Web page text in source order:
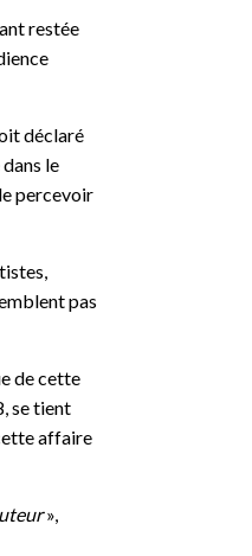
restée
déclaré
le
percevoir
pas
de cette
se tient
affaire
»,